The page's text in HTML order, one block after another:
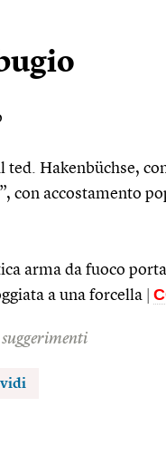
ted. Hakenbüchse,
con accostamento
arma da fuoco
a una forcella